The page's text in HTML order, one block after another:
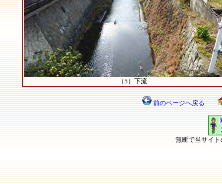
（5）下流
前のページへ戻る
無断で当サイ